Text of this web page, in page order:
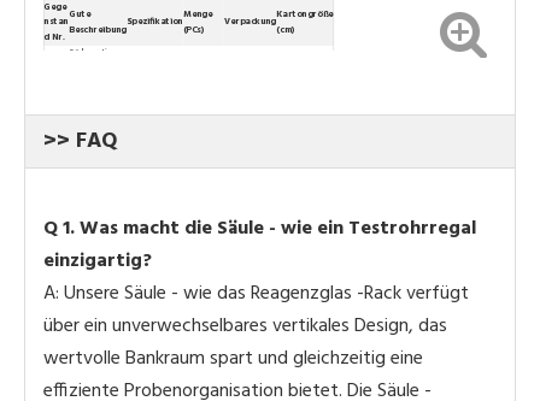
Gege
nstan
d Nr.
Gute
Beschreibung
Spezifikation
Menge
(PCs)
Verpackung
Kartongröße
(cm)
Säulenartige
>> FAQ
Q1. Was macht die Säule - wie ein Testrohrregal
einzigartig?
A: Unsere Säule - wie das Reagenzglas -Rack verfügt
über ein unverwechselbares vertikales Design, das
wertvolle Bankraum spart und gleichzeitig eine
effiziente Probenorganisation bietet. Die Säule -